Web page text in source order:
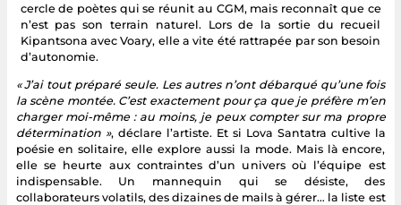
cercle de poètes qui se réunit au CGM, mais reconnaît que ce
n’est pas son terrain naturel. Lors de la sortie du recueil
Kipantsona avec Voary, elle a vite été rattrapée par son besoin
d’autonomie.
« J’ai tout préparé seule. Les autres n’ont débarqué qu’une fois
la scène montée. C’est exactement pour ça que je préfère m’en
charger moi-même : au moins, je peux compter sur ma propre
détermination », déclare l’artiste. Et si Lova Santatra cultive la
poésie en solitaire, elle explore aussi la mode. Mais là encore,
elle se heurte aux contraintes d’un univers où l’équipe est
indispensable. Un mannequin qui se désiste, des
collaborateurs volatils, des dizaines de mails à gérer… la liste est